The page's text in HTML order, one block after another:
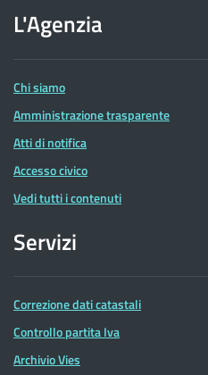
dell'Agenzia
delle
Entrate
L'Agenzia
Chi siamo
Amministrazione trasparente
Atti di notifica
Accesso civico
Vedi tutti i contenuti
Servizi
Correzione dati catastali
Controllo partita Iva
Archivio Vies